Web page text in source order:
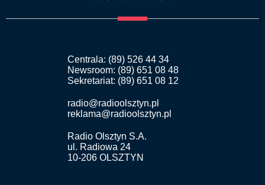
Centrala: (89) 526 44 34
Newsroom: (89) 651 08 48
Sekretariat: (89) 651 08 12
radio@radioolsztyn.pl
reklama@radioolsztyn.pl
Radio Olsztyn S.A.
ul. Radiowa 24
10-206 OLSZTYN